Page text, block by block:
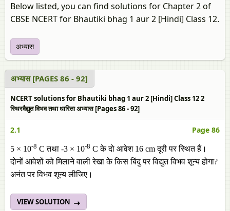
Below listed, you can find solutions for Chapter 2 of
CBSE NCERT for Bhautiki bhag 1 aur 2 [Hindi] Class 12.
अभ्यास
अभ्यास [PAGES 86 - 92]
NCERT solutions for Bhautiki bhag 1 aur 2 [Hindi] Class 12 2
स्थिरवैद्युत विभव तथा धारिता अभ्यास [Pages 86 - 92]
2.1 Page 86
5 × 10-8 C तथा -3 × 10-8 C के दो आवेश 16 cm दूरी पर स्थित हैं।
दोनों आवेशों को मिलाने वाली रेखा के किस बिंदु पर विद्युत विभव शून्य होगा?
अनंत पर विभव शून्य लीजिए।
VIEW SOLUTION